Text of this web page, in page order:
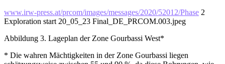
www.irw-press.at/prcom/images/messages/2020/52012/Phase 2
Exploration start 20_05_23 Final_DE_PRCOM.003.jpeg
Abbildung 3. Lageplan der Zone Gourbassi West*
* Die wahren Mächtigkeiten in der Zone Gourbassi liegen